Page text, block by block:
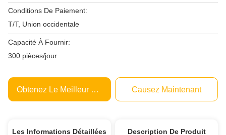
Conditions De Paiement:
T/T, Union occidentale
Capacité À Fournir:
300 pièces/jour
Obtenez Le Meilleur Prix Causez Maintenant
Les Informations Détaillées Description De Produit